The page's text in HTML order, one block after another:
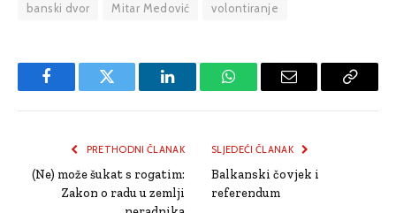
banski dvor Mitar Medović volontiranje
FacebookTwitter LinkedInWhatsAppEmail
Copy
PRETHODNI ČLANAK
(Ne) može šukat s rogatim:
Zakon o radu u zemlji
SLJEDEĆI ČLANAK
Balkanski čovjek i
referendum